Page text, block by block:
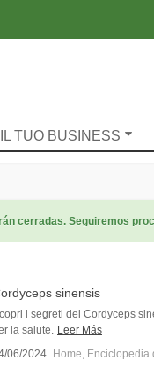
IL TUO BUSINESS
cerradas. Seguiremos
sinensis
i segreti del Cordyceps
la salute. Leer Más
06/2024
Home, Enciclopedia